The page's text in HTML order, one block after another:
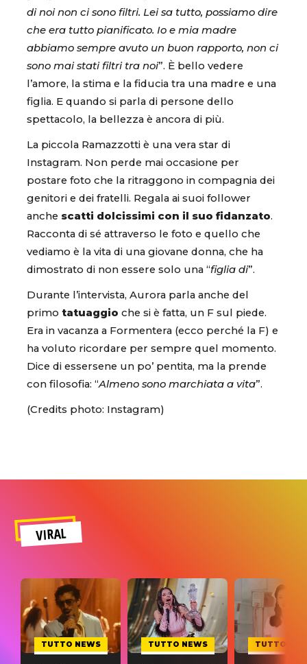
di noi non ci sono filtri. Lei sa tutto, possiamo dire
che era tutto pianificato. Io e mia madre
abbiamo sempre avuto un buon rapporto, non ci
sono mai stati filtri tra noi”. È bello vedere
l’amore, la stima e la fiducia tra una madre e una
figlia. E quando si parla di persone dello
spettacolo, la bellezza è ancora di più.
La piccola Ramazzotti è una vera star di
Instagram. Non perde mai occasione per
postare foto che la ritraggono in compagnia dei
genitori e dei fratelli. Regala ai suoi follower
anche scatti dolcissimi con il suo fidanzato.
Racconta di sé attraverso le foto e quello che
vediamo è la vita di una giovane donna, che ha
dimostrato di non essere solo una “figlia di”.
Durante l’intervista, Aurora parla anche del
primo tatuaggio che si è fatta, un F sul piede.
Era in vacanza a Formentera (ecco perché la F) e
ha voluto ricordare per sempre quel momento.
Dice di essersene un po’ pentita, ma la prende
con filosofia: “Almeno sono marchiata a vita”.
(Credits photo: Instagram)
VIRAL
TUTTO NEWS TUTTO NEWS TUTTO